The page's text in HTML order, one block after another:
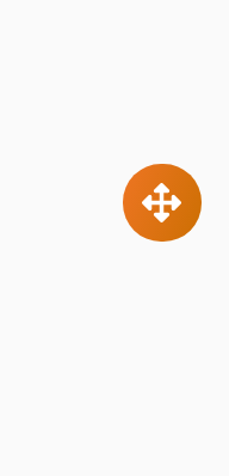
Service
Automation